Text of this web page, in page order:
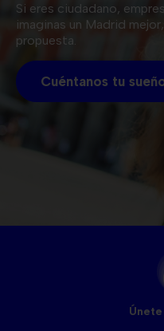
Si eres ciudadano,
imaginas un Madrid
propuesta.
Cuéntanos tu